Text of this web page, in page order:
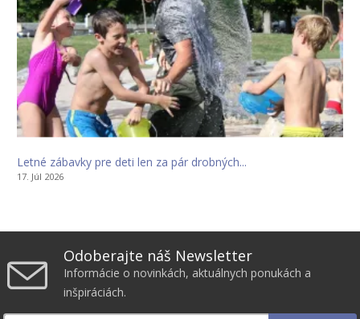
Letné zábavky pre deti len za pár drobných...
17. Júl 2026
Odoberajte náš Newsletter
Informácie o novinkách, aktuálnych ponukách a
inšpiráciách.